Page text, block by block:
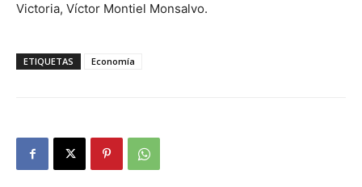
Victoria, Víctor Montiel Monsalvo.
ETIQUETAS Economía